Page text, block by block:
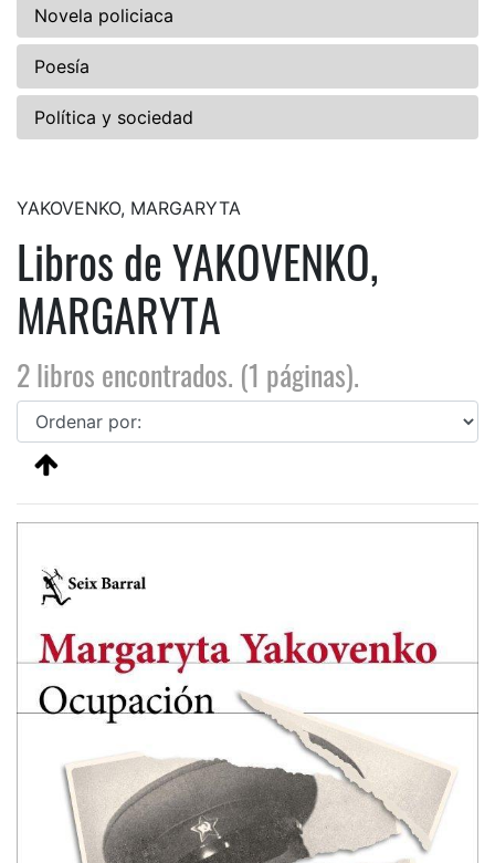
Novela policiaca
Poesía
Política y sociedad
YAKOVENKO, MARGARYTA
Libros de YAKOVENKO,
MARGARYTA
2 libros encontrados. (1 páginas).